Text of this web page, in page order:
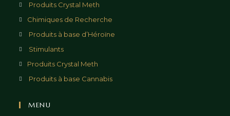
Produits Crystal Meth
Chimiques de Recherche
Produits à base d’Héroïne
Stimulants
Produits Crystal Meth
Produits à base Cannabis
MENU